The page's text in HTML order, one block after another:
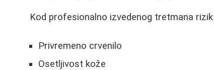
Kod profesionalno izvedenog tretmana
Privremeno crvenilo
Osetljivost kože